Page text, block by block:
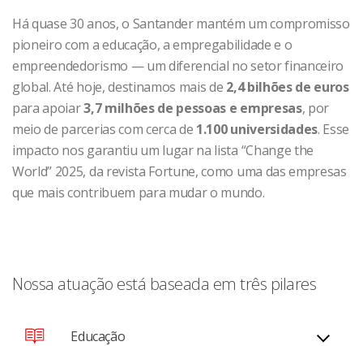
Há quase 30 anos, o Santander mantém um compromisso
pioneiro com a educação, a empregabilidade e o
empreendedorismo — um diferencial no setor financeiro
global. Até hoje, destinamos mais de 2,4 bilhões de euros
para apoiar3,7 milhões de pessoas e empresas, por
meio de parcerias com cerca de 1.100 universidades. Esse
impacto nos garantiu um lugar na lista “Change the
World” 2025, da revista Fortune, como uma das empresas
que mais contribuem para mudar o mundo.
Nossa atuação está baseada em três pilares
Educação